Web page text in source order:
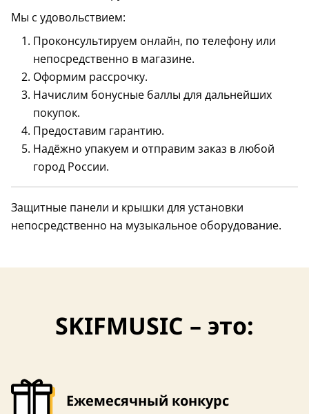
Мы с удовольствием:
Проконсультируем онлайн, по телефону или
непосредственно в магазине.
Оформим рассрочку.
Начислим бонусные баллы для дальнейших
покупок.
Предоставим гарантию.
Надёжно упакуем и отправим заказ в любой
город России.
Защитные панели и крышки для установки
непосредственно на музыкальное оборудование.
SKIFMUSIC – это:
Ежемесячный конкурс